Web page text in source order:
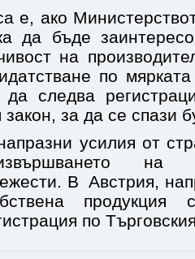
е, ако
да бъде
на
по
следва
за да се спази
усилия от
на
В Австрия,
продукция
по